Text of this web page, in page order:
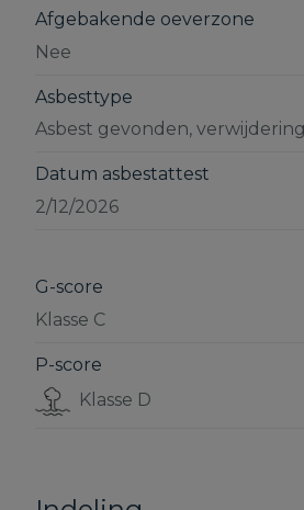
Afgebakende oeverzone
Nee
Asbesttype
Asbest gevonden,
Datum asbestattest
2/12/2026
G-score
Klasse C
P-score
Klasse D